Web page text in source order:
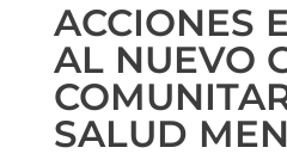
ACCIONES
AL NUEVO
SALUD